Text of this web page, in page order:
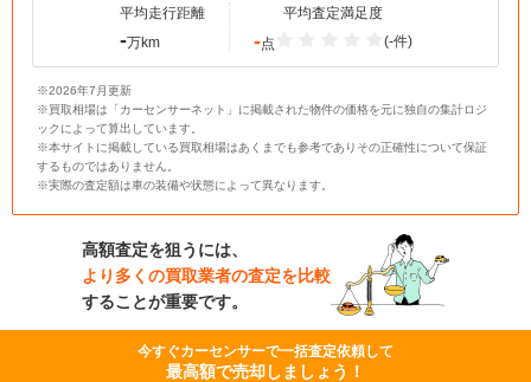
平均走行距離
-万km
平均査定満足度
-点 (-件)
※2026年7月更新
※買取相場は「カーセンサーネット」に掲載された物件の価格を元に独自の集計ロジ
ックによって算出しています。
※本サイトに掲載している買取相場はあくまでも参考でありその正確性について保証
するものではありません。
※実際の査定額は車の装備や状態によって異なります。
高額査定を狙うには、
より多くの買取業者の査定を比較
することが重要です。
今すぐカーセンサーで一括査定依頼して
最高額で売却しましょう！